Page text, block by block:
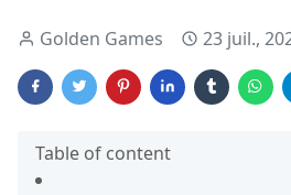
Golden Games 23 juil.,
Table of content